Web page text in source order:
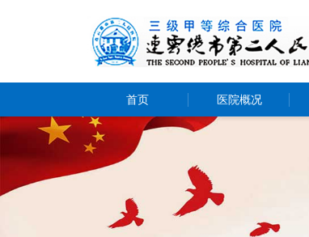
首页 医院概况